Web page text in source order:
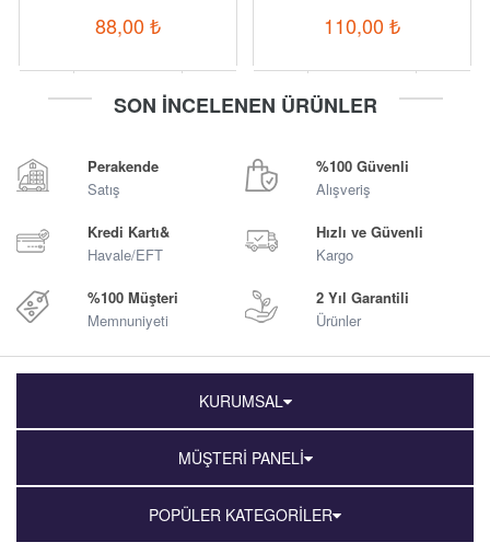
88,00 ₺ 110,00 ₺
SON İNCELENEN ÜRÜNLER
Perakende
Satış
%100 Güvenli
Alışveriş
Kredi Kartı&
Havale/EFT
Hızlı ve Güvenli
Kargo
%100 Müşteri
Memnuniyeti
2 Yıl Garantili
Ürünler
KURUMSAL
MÜŞTERİ PANELİ
POPÜLER KATEGORİLER